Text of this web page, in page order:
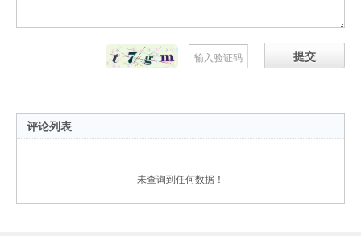
提交
评论列表
未查询到任何数据！